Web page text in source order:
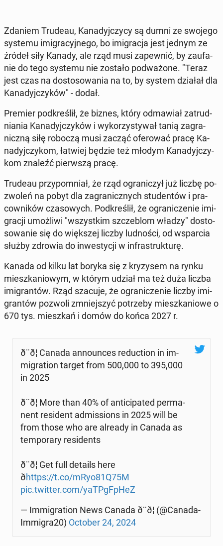
Zdaniem Trudeau, Ka­na­dyj­czy­cy są dumni ze swojego
systemu imi­gra­cyj­ne­go, bo imi­gra­cja jest jednym ze
źródeł siły Kanady, ale rząd musi za­pew­nić, by za­ufa­
nie do tego systemu nie zostało pod­wa­żo­ne. "Teraz
jest czas na do­sto­so­wa­nia na to, by system działał dla
Ka­na­dyj­czy­ków" - dodał.
Premier pod­kre­ślił, że biznes, który od­ma­wiał za­trud­
nia­nia Ka­na­dyj­czy­ków i wy­ko­rzy­sty­wał tanią za­gra­
nicz­ną siłę roboczą musi zacząć ofe­ro­wać pracę Ka­
na­dyj­czy­kom, łatwiej będzie też młodym Ka­na­dyj­czy­
kom znaleźć pierw­szą pracę.
Trudeau przy­po­mniał, że rząd ogra­ni­czył już liczbę po­
zwo­leń na pobyt dla za­gra­nicz­nych stu­den­tów i pra­
cow­ni­ków cza­so­wych. Pod­kre­ślił, że ogra­ni­cze­nie imi­
gra­cji umoż­li­wi "wszyst­kim szcze­blom władzy" do­sto­
so­wa­nie się do więk­szej liczby lud­no­ści, od wspar­cia
służby zdrowia do in­we­sty­cji w in­fra­struk­tu­rę.
Kanada od kilku lat boryka się z kry­zy­sem na rynku
miesz­ka­nio­wym, w którym udział ma też duża liczba
imi­gran­tów. Rząd szacuje, że ogra­ni­cze­nie liczby imi­
gran­tów pozwoli zmniej­szyć po­trze­by miesz­ka­nio­we o
670 tys. miesz­kań i domów do końca 2027 r.
ð¨ð¦ Canada an­no­un­ces re­duc­tion in im­
mi­gra­tion target from 500,000 to 395,000
in 2025
ð¨ð¦ More than 40% of an­ti­ci­pa­ted per­ma­
nent re­si­dent ad­mis­sions in 2025 will be
from those who are already in Canada as
tem­po­ra­ry re­si­dents
ð¨ð¦ Get full details here
ðhttps://t.co/mRyo81Q75M
pic.twitter.com/yaTPg­FpHeZ
— Im­mi­gra­tion News Canada ð¨ð¦ (@Ca­na­da­
Im­mi­gra20) October 24, 2024